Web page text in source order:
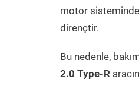
motor
dirençtir.
Bu nedenle,
2.0 Type-R